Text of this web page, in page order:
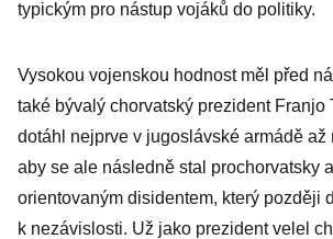
typickým pro nástup vojáků do politiky.
Vysokou vojenskou hodnost měl před
také bývalý chorvatský prezident Franjo
dotáhl nejprve v jugoslávské armádě až
aby se ale následně stal prochorvatsky
orientovaným disidentem, který později
k nezávislosti. Už jako prezident velel